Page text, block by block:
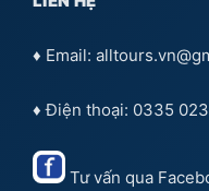
♦ Email:
♦ Điện thoại: 0335
Tư vấn qua